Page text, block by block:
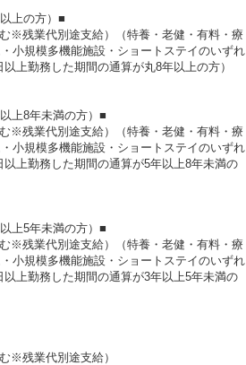
上の方）■
※残業代別途支給）（特養・老健・有料・療
小規模多機能施設・ショートステイのいずれ
上勤務した期間の通算が丸8年以上の方）
上8年未満の方）■
※残業代別途支給）（特養・老健・有料・療
小規模多機能施設・ショートステイのいずれ
上勤務した期間の通算が5年以上8年未満の
上5年未満の方）■
※残業代別途支給）（特養・老健・有料・療
小規模多機能施設・ショートステイのいずれ
上勤務した期間の通算が3年以上5年未満の
※残業代別途支給）